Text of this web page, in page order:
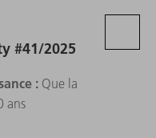
#41/2025
: Que la
ans